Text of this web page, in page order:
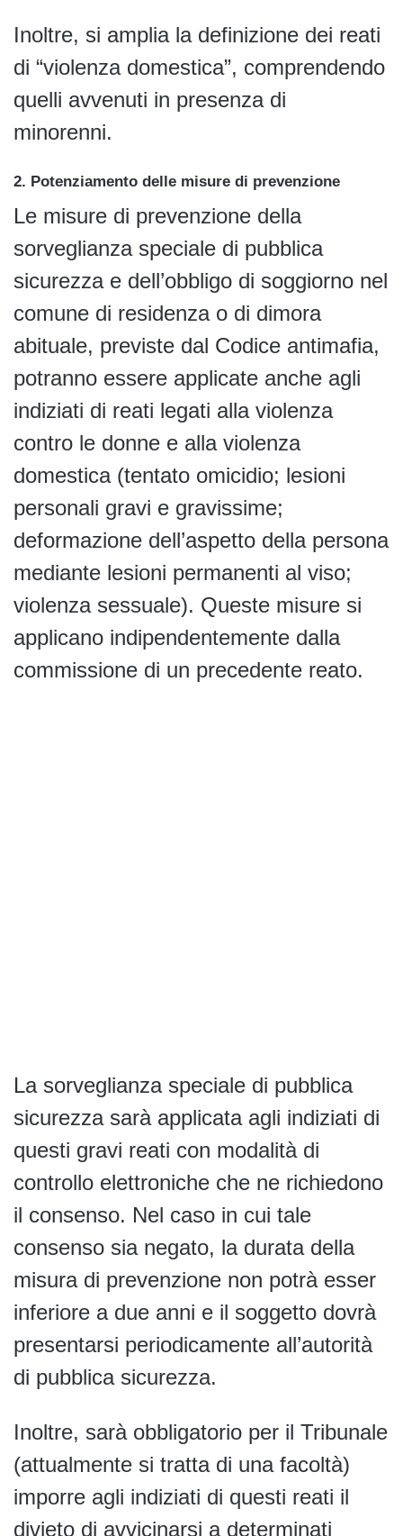
Inoltre, si amplia la definizione dei reati
di “violenza domestica”, comprendendo
quelli avvenuti in presenza di
minorenni.
2. Potenziamento delle misure di prevenzione
Le misure di prevenzione della
sorveglianza speciale di pubblica
sicurezza e dell’obbligo di soggiorno nel
comune di residenza o di dimora
abituale, previste dal Codice antimafia,
potranno essere applicate anche agli
indiziati di reati legati alla violenza
contro le donne e alla violenza
domestica (tentato omicidio; lesioni
personali gravi e gravissime;
deformazione dell’aspetto della persona
mediante lesioni permanenti al viso;
violenza sessuale). Queste misure si
applicano indipendentemente dalla
commissione di un precedente reato.
La sorveglianza speciale di pubblica
sicurezza sarà applicata agli indiziati di
questi gravi reati con modalità di
controllo elettroniche che ne richiedono
il consenso. Nel caso in cui tale
consenso sia negato, la durata della
misura di prevenzione non potrà esser
inferiore a due anni e il soggetto dovrà
presentarsi periodicamente all’autorità
di pubblica sicurezza.
Inoltre, sarà obbligatorio per il Tribunale
(attualmente si tratta di una facoltà)
imporre agli indiziati di questi reati il
divieto di avvicinarsi a determinati